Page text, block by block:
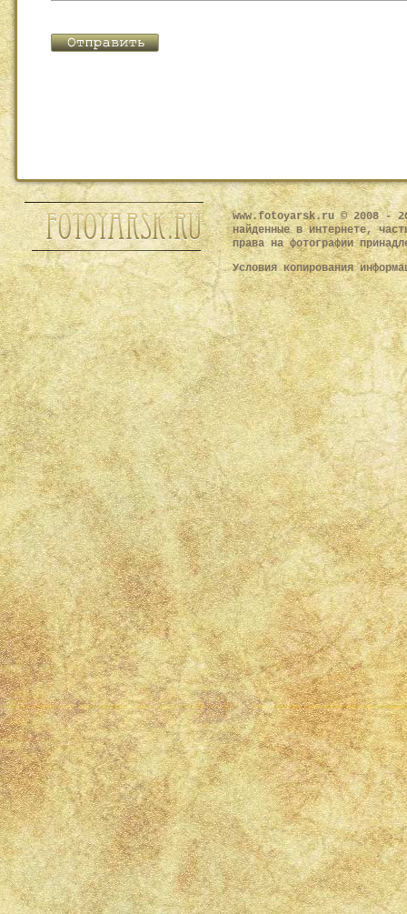
www.fotoyarsk.ru © 2008 -
найденные в интернете,
права на фотографии
Условия копирования